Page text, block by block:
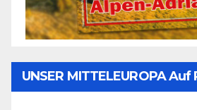
UNSER MITTELEUROPA